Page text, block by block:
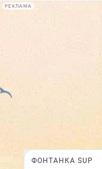
РЕКЛАМА
ФОНТАНКА SUP